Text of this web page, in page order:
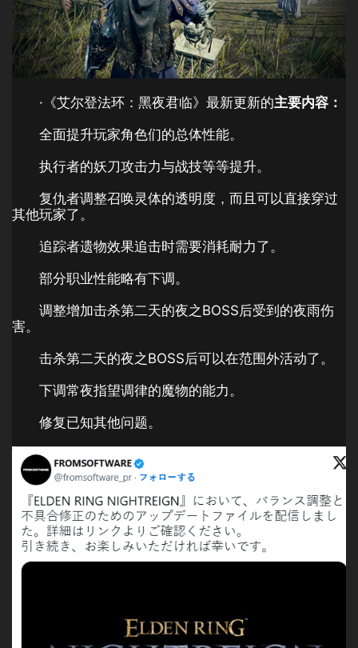
·《艾尔登法环：黑夜君临》最新更新的主要内容：
全面提升玩家角色们的总体性能。
执行者的妖刀攻击力与战技等等提升。
复仇者调整召唤灵体的透明度，而且可以直接穿过
其他玩家了。
追踪者遗物效果追击时需要消耗耐力了。
部分职业性能略有下调。
调整增加击杀第二天的夜之BOSS后受到的夜雨伤
害。
击杀第二天的夜之BOSS后可以在范围外活动了。
下调常夜指望调律的魔物的能力。
修复已知其他问题。